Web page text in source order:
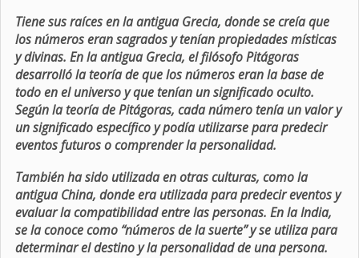
Tiene sus raíces en la antigua Grecia, donde se creía que
los números eran sagrados y tenían propiedades místicas
y divinas. En la antigua Grecia, el filósofo Pitágoras
desarrolló la teoría de que los números eran la base de
todo en el universo y que tenían un significado oculto.
Según la teoría de Pitágoras, cada número tenía un valor y
un significado específico y podía utilizarse para predecir
eventos futuros o comprender la personalidad.
También ha sido utilizada en otras culturas, como la
antigua China, donde era utilizada para predecir eventos y
evaluar la compatibilidad entre las personas. En la India,
se la conoce como “números de la suerte” y se utiliza para
determinar el destino y la personalidad de una persona.